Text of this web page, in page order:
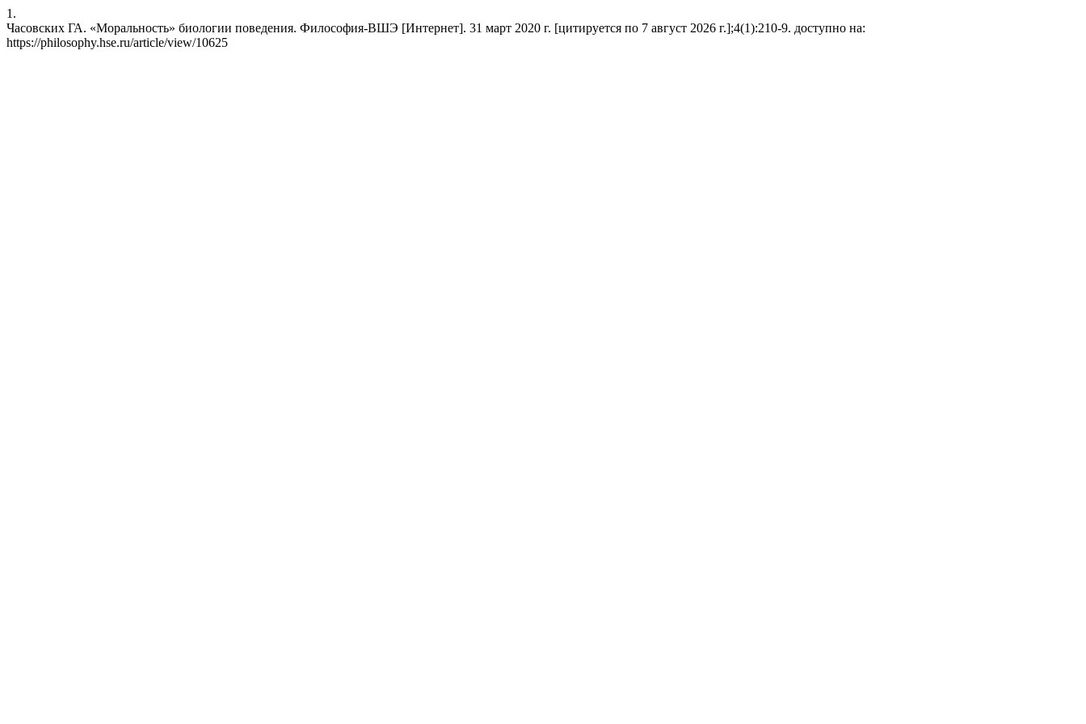
1.
Часовских ГА. «Моральность» биологии поведения. Философия-ВШЭ [Интернет]. 31 март 2020 г. [цитируется по 7 август 2026 г.];4(1):210-9. доступно на:
https://philosophy.hse.ru/article/view/10625